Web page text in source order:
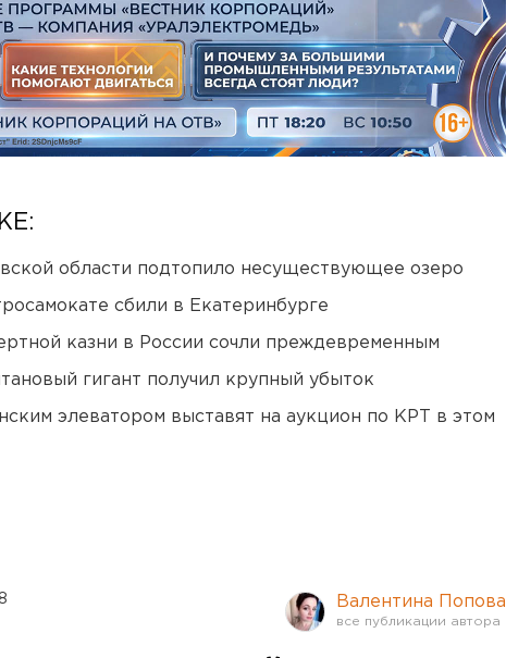
области подтопило несуществующее озеро
сбили в Екатеринбурге
казни в России сочли преждевременным
гигант получил крупный убыток
элеватором выставят на аукцион по КРТ в этом
Валентина Попова